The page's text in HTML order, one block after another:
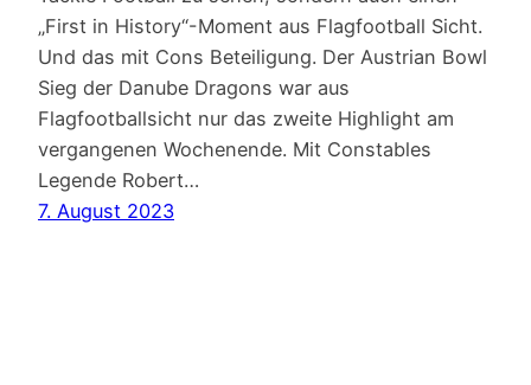
„First in History“-Moment aus Flagfootball Sicht.
Und das mit Cons Beteiligung. Der Austrian Bowl
Sieg der Danube Dragons war aus
Flagfootballsicht nur das zweite Highlight am
vergangenen Wochenende. Mit Constables
Legende Robert…
7. August 2023